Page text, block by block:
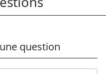
question